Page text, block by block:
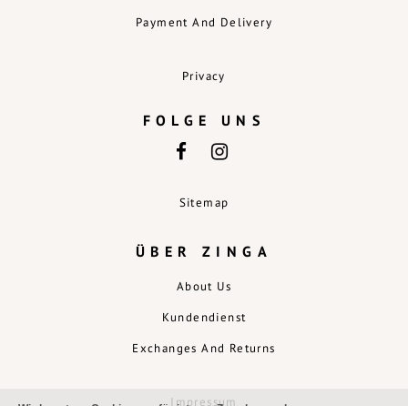
Payment And Delivery
Privacy
ÜBER ZINGA
About Us
Kundendienst
Exchanges And Returns
Impressum
FOLGE UNS
Sitemap